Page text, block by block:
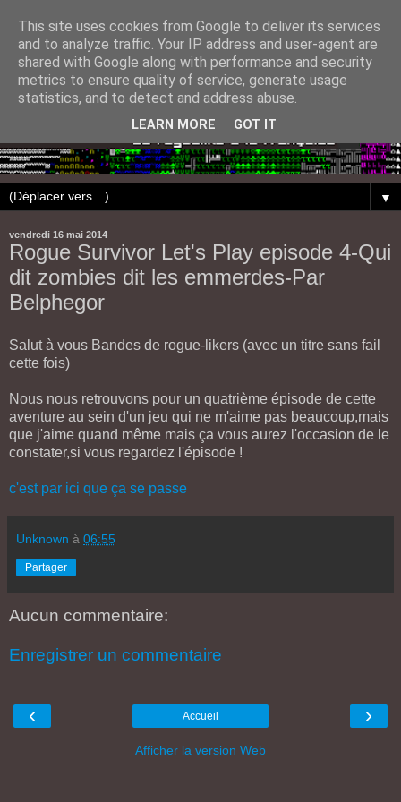
▼
vendredi 16 mai 2014
Rogue Survivor Let's Play episode 4-Qui
dit zombies dit les emmerdes-Par
Belphegor
Salut à vous Bandes de rogue-likers (avec un titre sans fail
cette fois)
Nous nous retrouvons pour un quatrième épisode de cette
aventure au sein d'un jeu qui ne m'aime pas beaucoup,mais
que j'aime quand même mais ça vous aurez l'occasion de le
constater,si vous regardez l'épisode !
c'est par ici que ça se passe
Unknown à 06:55
Partager
Aucun commentaire:
Enregistrer un commentaire
‹ ›
Accueil
Afficher la version Web
This site uses cookies from Google to deliver its services
and to analyze traffic. Your IP address and user-agent are
shared with Google along with performance and security
metrics to ensure quality of service, generate usage
statistics, and to detect and address abuse.
LEARN MORE GOT IT